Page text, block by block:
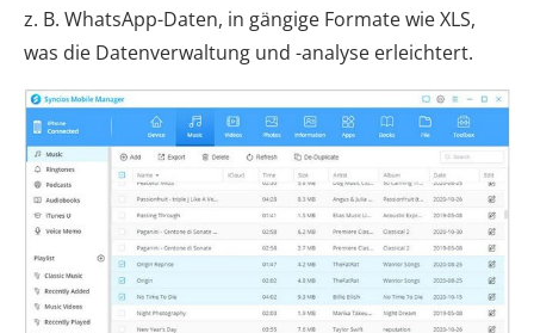
z. B. WhatsApp-Daten, in gängige Formate wie XLS,
was die Datenverwaltung und -analyse erleichtert.